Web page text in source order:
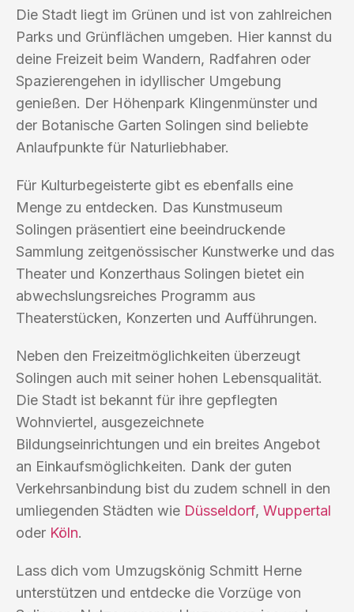
Die Stadt liegt im Grünen und ist von zahlreichen
Parks und Grünflächen umgeben. Hier kannst du
deine Freizeit beim Wandern, Radfahren oder
Spazierengehen in idyllischer Umgebung
genießen. Der Höhenpark Klingenmünster und
der Botanische Garten Solingen sind beliebte
Anlaufpunkte für Naturliebhaber.
Für Kulturbegeisterte gibt es ebenfalls eine
Menge zu entdecken. Das Kunstmuseum
Solingen präsentiert eine beeindruckende
Sammlung zeitgenössischer Kunstwerke und das
Theater und Konzerthaus Solingen bietet ein
abwechslungsreiches Programm aus
Theaterstücken, Konzerten und Aufführungen.
Neben den Freizeitmöglichkeiten überzeugt
Solingen auch mit seiner hohen Lebensqualität.
Die Stadt ist bekannt für ihre gepflegten
Wohnviertel, ausgezeichnete
Bildungseinrichtungen und ein breites Angebot
an Einkaufsmöglichkeiten. Dank der guten
Verkehrsanbindung bist du zudem schnell in den
umliegenden Städten wie Düsseldorf, Wuppertal
oder Köln.
Lass dich vom Umzugskönig Schmitt Herne
unterstützen und entdecke die Vorzüge von